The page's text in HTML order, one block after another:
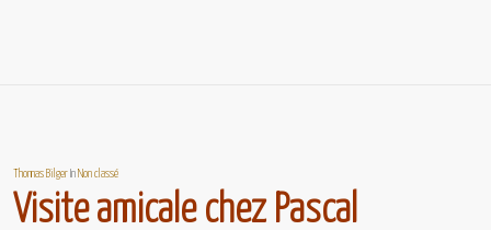
Thomas Bilger InNon classé
Visite amicale chez Pascal